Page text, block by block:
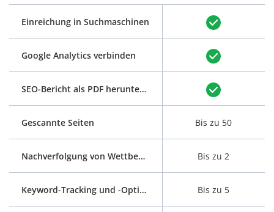
Einreichung in Suchmaschinen
Google Analytics verbinden
SEO-Bericht als PDF herunterladen
Gescannte Seiten
Nachverfolgung von Wettbewerbern
Keyword-Tracking und -Optimierung
Bis zu 50
Bis zu 2
Bis zu 5